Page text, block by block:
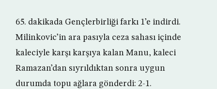
65. dakikada Gençlerbirliği farkı 1’e indirdi.
Milinkovic’in ara pasıyla ceza sahası içinde
kaleciyle karşı karşıya kalan Manu, kaleci
Ramazan’dan sıyrıldıktan sonra uygun
durumda topu ağlara gönderdi: 2-1.